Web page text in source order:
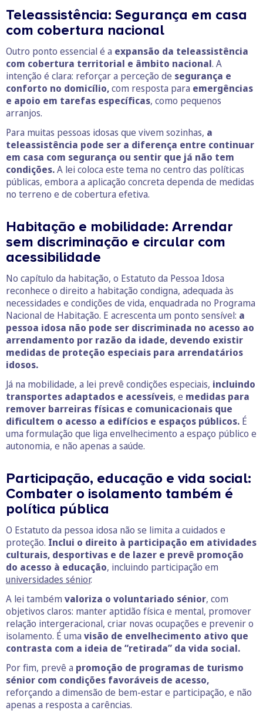
Teleassistência: Segurança em casa
com cobertura nacional
Outro ponto essencial é a expansão da teleassistência
com cobertura territorial e âmbito nacional. A
intenção é clara: reforçar a perceção de segurança e
conforto no domicílio,com resposta para emergências
e apoio em tarefas específicas, como pequenos
arranjos.
Para muitas pessoas idosas que vivem sozinhas, a
teleassistência pode ser a diferença entre continuar
em casa com segurança ou sentir que já não tem
condições.A lei coloca este tema no centro das políticas
públicas, embora a aplicação concreta dependa de medidas
no terreno e de cobertura efetiva.
Habitação e mobilidade: Arrendar
sem discriminação e circular com
acessibilidade
No capítulo da habitação, o Estatuto da Pessoa Idosa
reconhece o direito a habitação condigna, adequada às
necessidades e condições de vida, enquadrada no Programa
Nacional de Habitação. E acrescenta um ponto sensível: a
pessoa idosa não pode ser discriminada no acesso ao
arrendamento por razão da idade, devendo existir
medidas de proteção especiais para arrendatários
idosos.
Já na mobilidade, a lei prevê condições especiais, incluindo
transportes adaptados e acessíveis, e medidas para
remover barreiras físicas e comunicacionais que
dificultem o acesso a edifícios e espaços públicos. É
uma formulação que liga envelhecimento a espaço público e
autonomia, e não apenas a saúde.
Participação, educação e vida social:
Combater o isolamento também é
política pública
O Estatuto da pessoa idosa não se limita a cuidados e
proteção. Inclui o direito à participação em atividades
culturais, desportivas e de lazer e prevê promoção
do acesso à educação, incluindo participação em
universidades sénior.
A lei também valoriza o voluntariado sénior, com
objetivos claros: manter aptidão física e mental, promover
relação intergeracional, criar novas ocupações e prevenir o
isolamento. É uma visão de envelhecimento ativo que
contrasta com a ideia de “retirada” da vida social.
Por fim, prevê a promoção de programas de turismo
sénior com condições favoráveis de acesso,
reforçando a dimensão de bem-estar e participação, e não
apenas a resposta a carências.